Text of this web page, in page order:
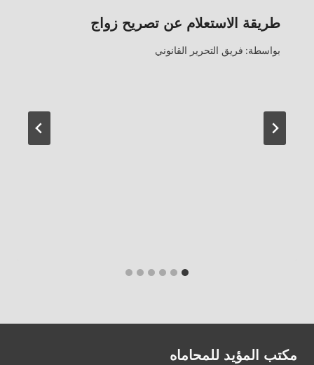
طريقة الاستعلام عن تصريح زواج
بواسطة: فريق التحرير القانوني
مكتب المؤيد للمحاماه